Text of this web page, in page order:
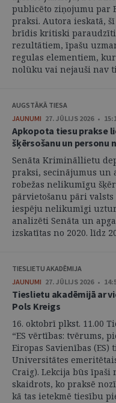
publicēto ziņojumu par
praksi. Autora ieskatā,
brīdis kritiski
rezultātiem, īpašu
regulas elementiem,
nolūku vai nejauši nav
AUGSTĀKĀ TIESA
JAUNUMI 27. JŪLIJS 2026 •
Apkopota tiesu prakse
šķērsošanu un personu
Senāta Krimināllietu
praksi, secinājumus un
robežas nelikumīgu
pārvietošanu pāri
iespēju nelikumīgi
analizēti Senāta un
izskatītas no 2020. līdz
TIESLIETU AKADĒMIJA
JAUNUMI 27. JŪLIJS 2026 •
Tieslietu akadēmijā ar
Pols Kreigs
16. oktobrī plkst. 11.00
“ES vērtības: tvērums,
Eiropas Savienības
Universitātes
Craig). Lekcija būs
skaidrots, ko praksē
kā tas ietekmē tiesību